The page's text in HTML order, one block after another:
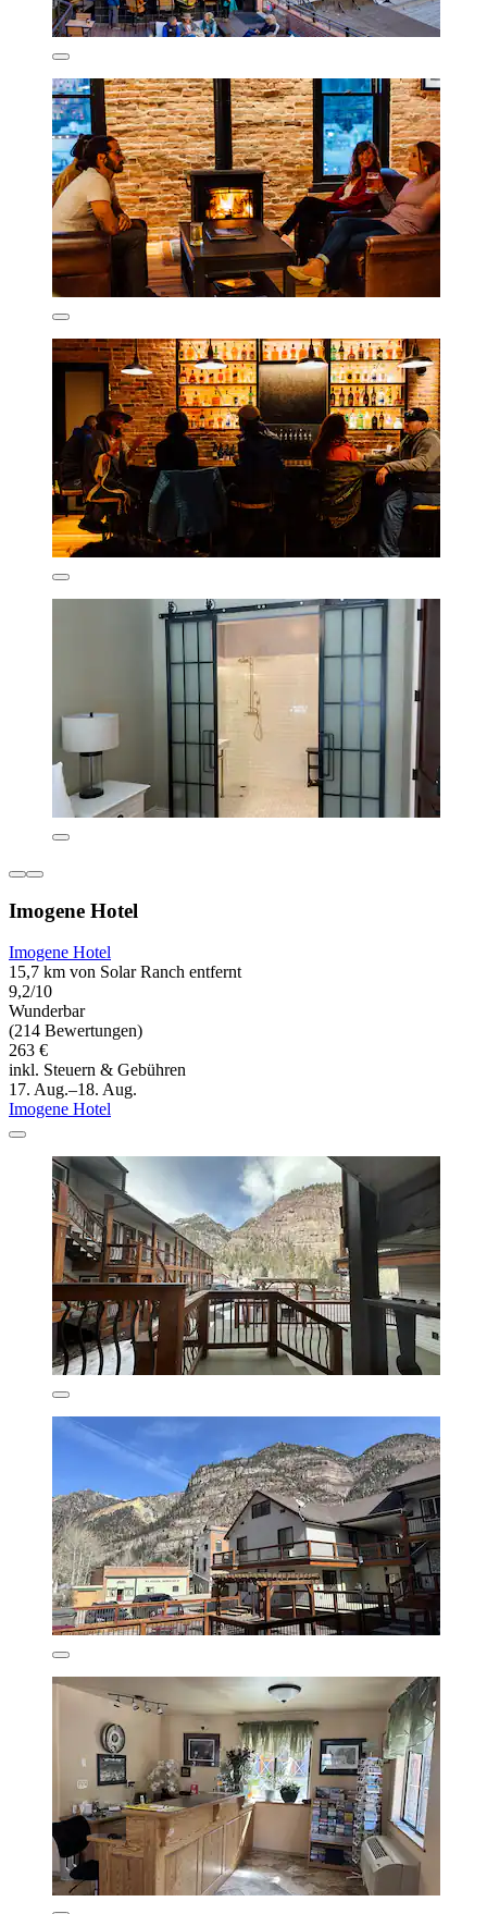
Imogene Hotel
Imogene Hotel
15,7 km von Solar Ranch entfernt
9,2/10
Wunderbar
(214 Bewertungen)
263 €
inkl. Steuern & Gebühren
17. Aug.–18. Aug.
Imogene Hotel